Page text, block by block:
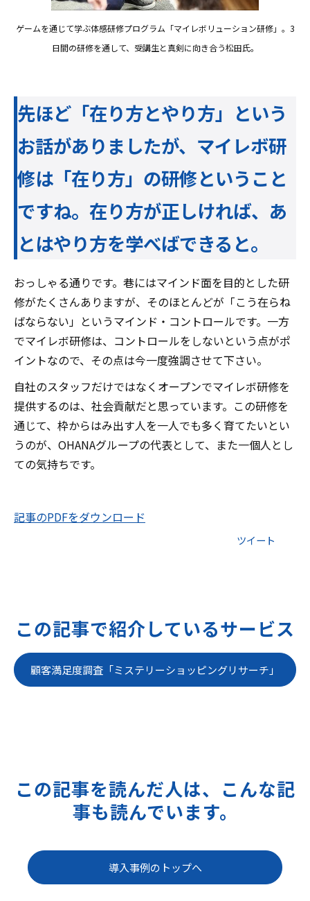
ゲームを通じて学ぶ体感研修プログラム「マイレボリューション研修」。3
日間の研修を通して、受講生と真剣に向き合う松田氏。
先ほど「在り方とやり方」という
お話がありましたが、マイレボ研
修は「在り方」の研修ということ
ですね。在り方が正しければ、あ
とはやり方を学べばできると。
おっしゃる通りです。巷にはマインド面を目的とした研
修がたくさんありますが、そのほとんどが「こう在らね
ばならない」というマインド・コントロールです。一方
でマイレボ研修は、コントロールをしないという点がポ
イントなので、その点は今一度強調させて下さい。
自社のスタッフだけではなくオープンでマイレボ研修を
提供するのは、社会貢献だと思っています。この研修を
通じて、枠からはみ出す人を一人でも多く育てたいとい
うのが、OHANAグループの代表として、また一個人とし
ての気持ちです。
記事のPDFをダウンロード
ツイート
この記事で紹介しているサービス
顧客満足度調査「ミステリーショッピングリサーチ」
この記事を読んだ人は、こんな記
事も読んでいます。
導入事例のトップへ